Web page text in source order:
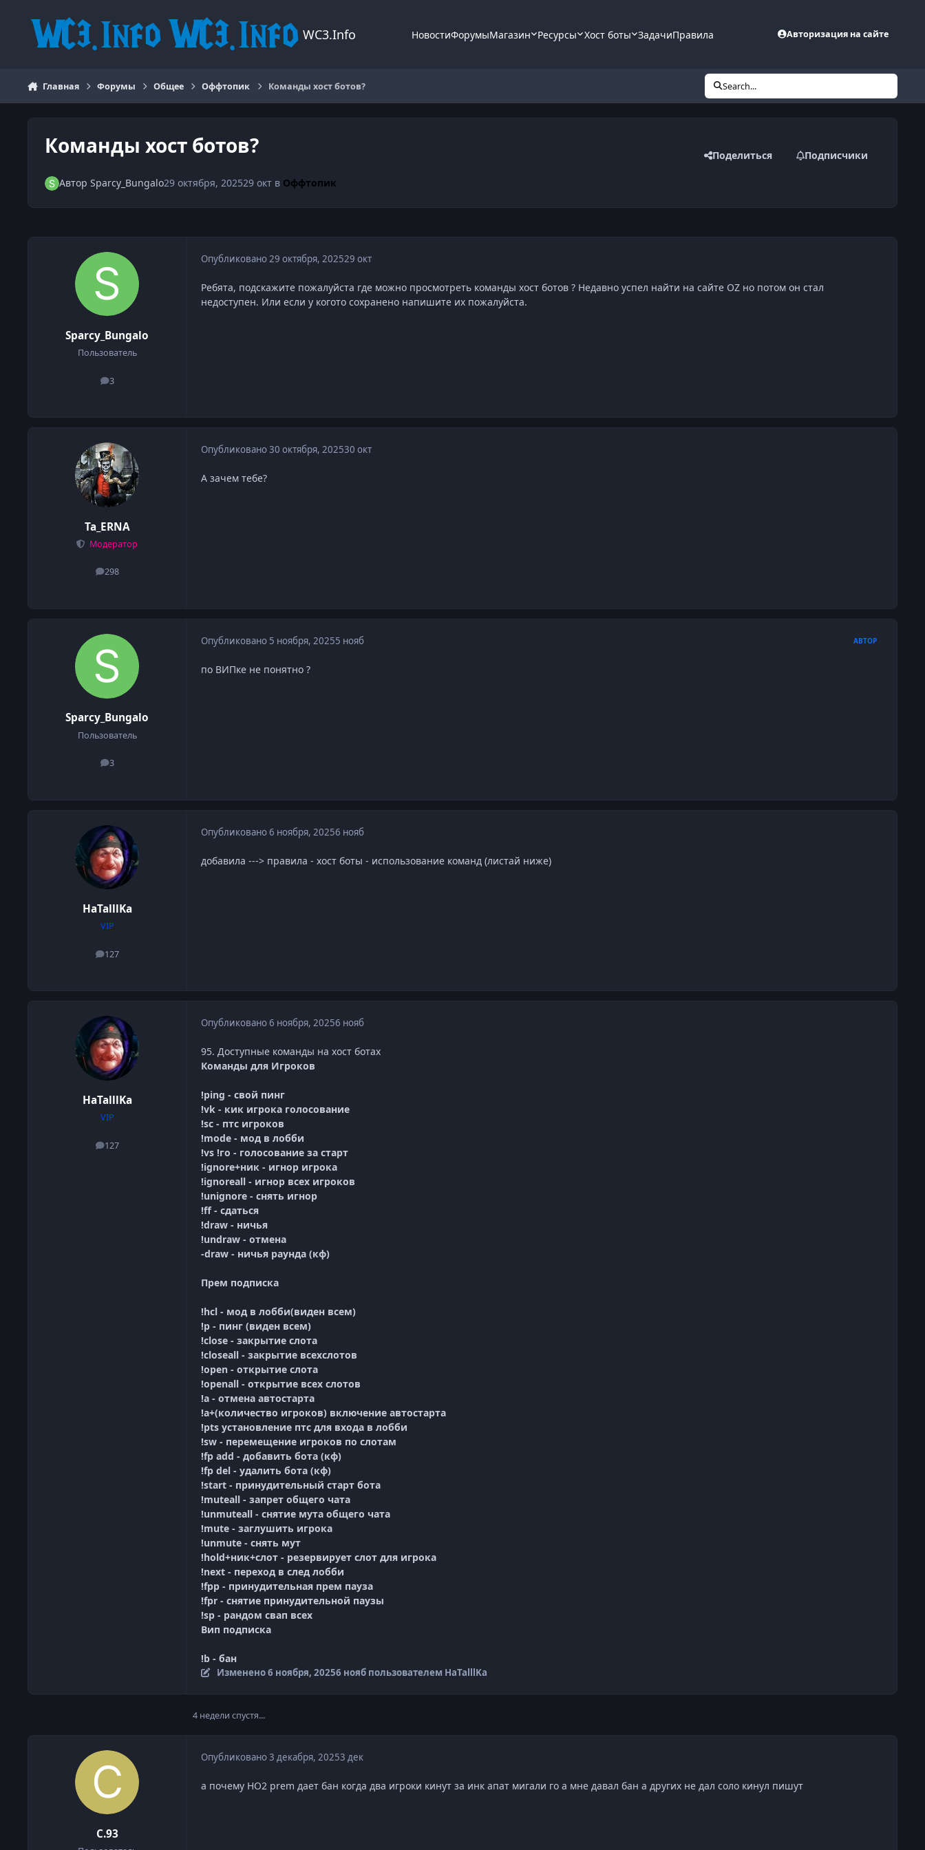
WC3.Info НовостиФорумыМагазин Ресурсы Хост боты ЗадачиПравила Авторизация на сайте
Главная Форумы Общее Оффтопик Команды хост ботов? Search...
Команды хост ботов? Поделиться Подписчики
Автор Sparcy_Bungalo29 октября, 202529 октв Оффтопик
Sparcy_Bungalo
Пользователь
3
сообщения
Опубликовано 29 октября, 202529 окт
Ребята, подскажите пожалуйста где можно просмотреть команды хост ботов ? Недавно успел найти на сайте OZ но потом он стал
недоступен. Или если у когото сохранено напишите их пожалуйста.
Ta_ERNA
Модератор
298
сообщения
Опубликовано30 октября, 202530 окт
А зачем тебе?
Sparcy_Bungalo
Пользователь
3
сообщения
Опубликовано 5 ноября, 20255 нояб АВТОР
по ВИПке не понятно ?
HaTalllKa
VIP
127
сообщения
Опубликовано6 ноября, 20256 нояб
добавила ---> правила - хост боты - использование команд (листай ниже)
HaTalllKa
VIP
127
сообщения
Опубликовано6 ноября, 20256 нояб
95. Доступные команды на хост ботах
Команды для Игроков
!ping - свой пинг
!vk - кик игрока голосование
!sc - птс игроков
!mode - мод в лобби
!vs !го - голосование за старт
!ignore+ник - игнор игрока
!ignoreall - игнор всех игроков
!unignore - снять игнор
!ff - сдаться
!draw - ничья
!undraw - отмена
-draw - ничья раунда (кф)
Прем подписка
!hcl - мод в лобби(виден всем)
!p - пинг (виден всем)
!close - закрытие слота
!closeall - закрытие всехслотов
!open - открытие слота
!openall - открытие всех слотов
!a - отмена автостарта
!a+(количество игроков) включение автостарта
!pts установление птс для входа в лобби
!sw - перемещение игроков по слотам
!fp add - добавить бота (кф)
!fp del - удалить бота (кф)
!start - принудительный старт бота
!muteall - запрет общего чата
!unmuteall - снятие мута общего чата
!mute - заглушить игрока
!unmute - снять мут
!hold+ник+слот - резервирует слот для игрока
!next - переход в след лобби
!fpp - принудительная прем пауза
!fpr - снятие принудительной паузы
!sp - рандом свап всех
Вип подписка
!b - бан
Изменено6 ноября, 20256 ноябпользователем HaTalllKa
4 недели спустя...
C.93
Опубликовано3 декабря, 20253 дек
а почему HO2 prem дает бан когда два игроки кинут за инк апат мигали го а мне давал бан а других не дал соло кинул пишут